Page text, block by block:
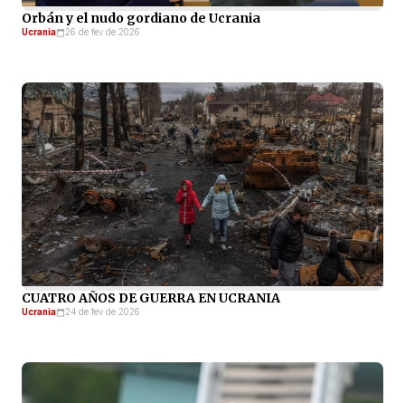
Orbán y el nudo gordiano de Ucrania
Ucrania 26 de fev de 2026
CUATRO AÑOS DE GUERRA EN UCRANIA
Ucrania 24 de fev de 2026